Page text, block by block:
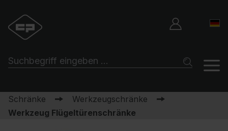
Schränke
Werkzeugschränke
Werkzeug Flügeltürenschränke